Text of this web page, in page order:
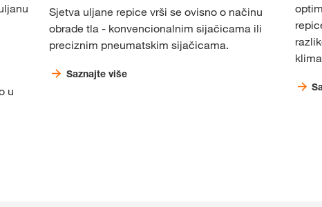
u
Sjetva uljane repice vrši se ovisno o načinu
obrade tla - konvencionalnim sijačicama ili
preciznim pneumatskim sijačicama.
Saznajte više